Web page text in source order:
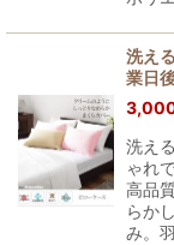
洗え
業日
洗え
ゃれ
高品
らか
み。